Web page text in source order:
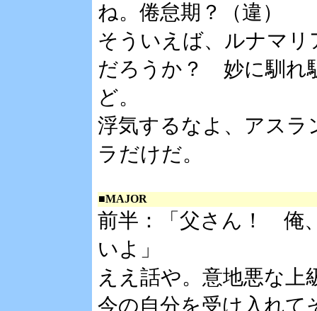
ね。倦怠期？（違）
そういえば、ルナマ
だろうか？ 妙に馴れ
ど。
浮気するなよ、アスラ
ラだけだ。
■MAJOR
前半：「父さん！ 俺
いよ」
ええ話や。意地悪な
今の自分を受け入れて